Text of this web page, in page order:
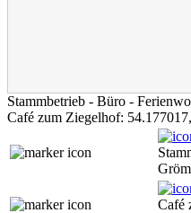
Stammbetrieb - Büro -
Café zum Ziegelhof: 54.177017,
Café